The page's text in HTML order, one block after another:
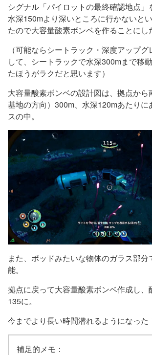
シグナル「パイロットの最終確認地点」
水深150mより深いところに行かないと
たので大容量酸素ボンベを作ることにし
（可能ならシートラック・深度アップ
して、シートラックで水深300mまで移
たほうがラクだと思います）
大容量酸素ボンベの設計図は、拠点から
基地の方向）300m、水深120mあたりに
スの中。
また、ポッドみたいな物体のガラス部
能。
拠点に戻って大容量酸素ボンベ作成し、
135に。
今までより長い時間潜れるようになった
補足的メモ：